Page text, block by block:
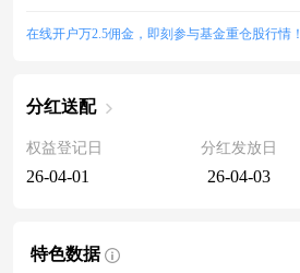
在线开户万2.5佣金，即刻参与基金重仓股行情！
分红送配
权益登记日
26-04-01
分红发放日
26-04-03
特色数据